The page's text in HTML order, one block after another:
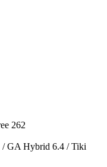
262
/ GA Hybrid 6.4 / Tiki